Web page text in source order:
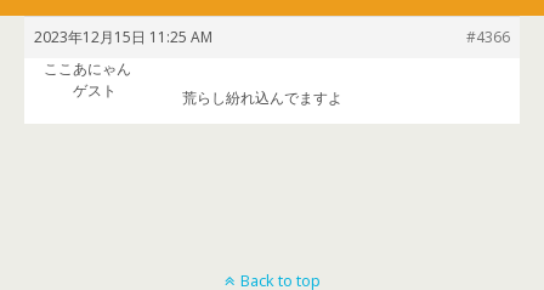
2023年12月15日 11:25 AM
#4366
ここあにゃん
ゲスト
荒らし紛れ込んでますよ
Back to top